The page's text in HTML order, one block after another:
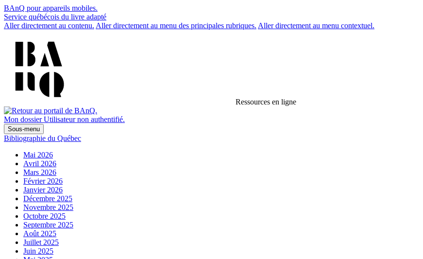
BAnQ pour appareils mobiles.
Service québécois du livre adapté
Aller directement au contenu. Aller directement au menu des principales rubriques. Aller directement au menu contextuel.
Ressources en ligne
Mon dossier Utilisateur non authentifié.
Sous-menu
Bibliographie du Québec
Mai 2026
Avril 2026
Mars 2026
Février 2026
Janvier 2026
Décembre 2025
Novembre 2025
Octobre 2025
Septembre 2025
Août 2025
Juillet 2025
Juin 2025